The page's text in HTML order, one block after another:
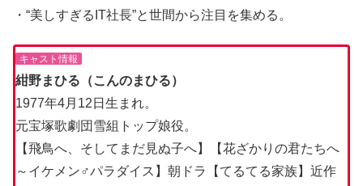
・“美しすぎるIT社長”と世間から注目を集める。
キャスト情報
紺野まひる（こんのまひる）
1977年4月12日生まれ。
元宝塚歌劇団雪組トップ娘役。
【飛鳥へ、そしてまだ見ぬ子へ】【花ざかりの君たちへ
～イケメン♂パラダイス】朝ドラ【てるてる家族】近作